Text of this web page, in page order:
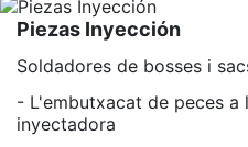
Piezas Inyección
Soldadores de bosses i
- L'embutxacat de peces a
inyectadora